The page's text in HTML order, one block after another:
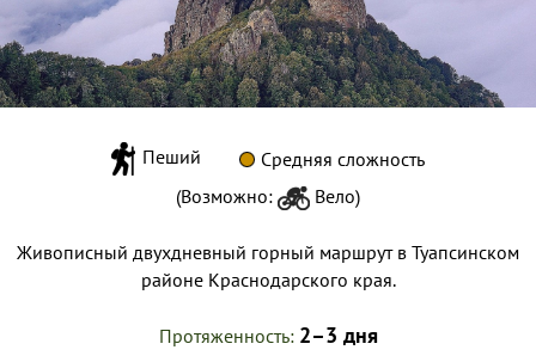
Пеший
Средняя сложность
(Возможно:
Вело)
Живописный двухдневный горный маршрут в Туапсинском
районе Краснодарского края.
Протяженность 2–3 дня